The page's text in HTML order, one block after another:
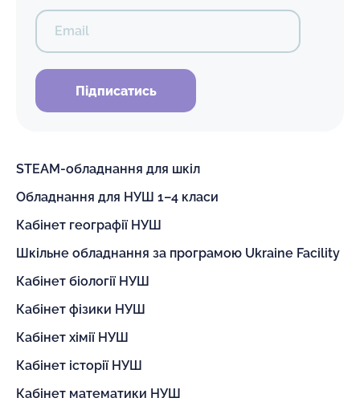
Email
Підписатись
STEAM-обладнання для шкіл
Обладнання для НУШ 1–4 класи
Кабінет географії НУШ
Шкільне обладнання за програмою Ukraine Facility
Кабінет біології НУШ
Кабінет фізики НУШ
Кабінет хімії НУШ
Кабінет історії НУШ
Кабінет математики НУШ